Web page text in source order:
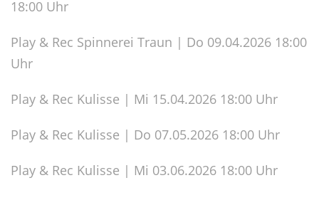
18:00 Uhr
Play & Rec Spinnerei Traun | Do 09.04.2026 18:00
Uhr
Play & Rec Kulisse | Mi 15.04.2026 18:00 Uhr
Play & Rec Kulisse | Do 07.05.2026 18:00 Uhr
Play & Rec Kulisse | Mi 03.06.2026 18:00 Uhr